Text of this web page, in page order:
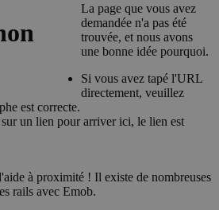
La page que vous avez
demandée n'a pas été
trouvée, et nous avons
une bonne idée pourquoi.
Si vous avez tapé l'URL
directement, veuillez
est correcte.
un lien pour arriver ici, le lien est
à proximité ! Il existe de nombreuses
rails avec Emob.